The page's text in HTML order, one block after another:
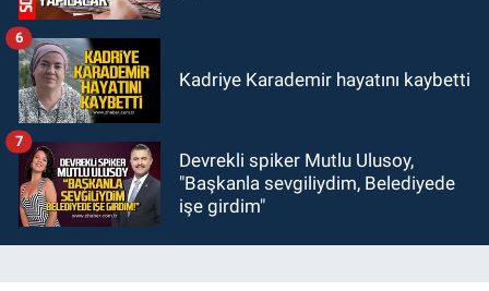
Kadriye Karademir hayatını kaybetti
6
Devrekli spiker Mutlu Ulusoy,
"Başkanla sevgiliydim, Belediyede
işe girdim"
7